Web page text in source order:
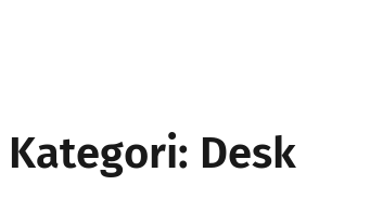
Kategori: Desk